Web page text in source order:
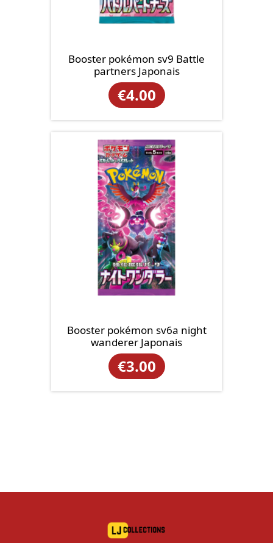
Booster pokémon sv9 Battle
partners Japonais
€4.00
Booster pokémon sv6a night
wanderer Japonais
€3.00